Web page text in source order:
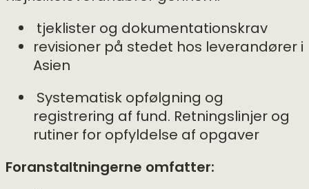
tjeklister og dokumentationskrav
revisioner på stedet hos leverandører i
Asien
Systematisk opfølgning og
registrering af fund. Retningslinjer og
rutiner for opfyldelse af opgaver
Foranstaltningerne omfatter: